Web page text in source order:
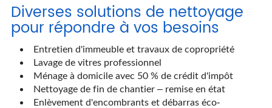
Diverses solutions de nettoyage
pour répondre à vos besoins
Entretien d'immeuble et travaux de copropriété
Lavage de vitres professionnel
Ménage à domicile avec 50 % de crédit d'impôt
Nettoyage de fin de chantier – remise en état
Enlèvement d'encombrants et débarras éco-